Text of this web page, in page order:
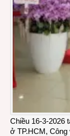
Chiều 16-3-2026
ở TP.HCM, Công